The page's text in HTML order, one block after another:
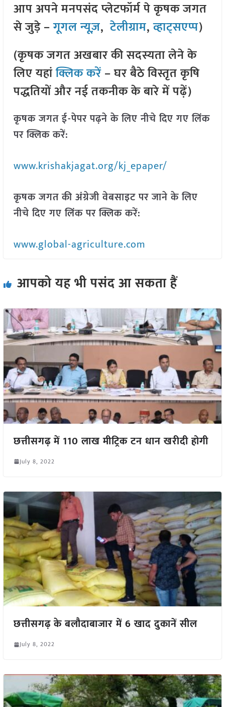
आप अपने मनपसंद प्लेटफॉर्म पे कृषक जगत
से जुड़े –गूगल न्यूज़,टेलीग्राम,व्हाट्सएप्प)
(कृषक जगत अखबार की सदस्यता लेने के
लिए यहांक्लिक करें– घर बैठे विस्तृत कृषि
पद्धतियों और नई तकनीक के बारे में पढ़ें)
कृषक जगत ई-पेपर पढ़ने के लिए नीचे दिए गए लिंक
पर क्लिक करें:
www.krishakjagat.org/kj_epaper/
कृषक जगत की अंग्रेजी वेबसाइट पर जाने के लिए
नीचे दिए गए लिंक पर क्लिक करें:
www.global-agriculture.com
आपको यह भी पसंद आ सकता हैं
छत्तीसगढ़ में 110 लाख मीट्रिक टन धान खरीदी होगी
July 8, 2022
छत्तीसगढ़ के बलौदाबाजार में 6 खाद दुकानें सील
July 8, 2022